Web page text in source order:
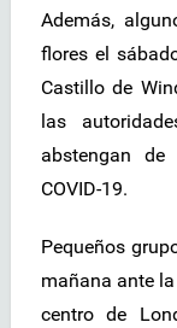
Además,
flores el
Castillo de
las
abstengan
COVID-19.
Pequeños
mañana ante
centro de